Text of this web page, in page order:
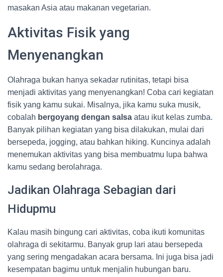
masakan Asia atau makanan vegetarian.
Aktivitas Fisik yang
Menyenangkan
Olahraga bukan hanya sekadar rutinitas, tetapi bisa
menjadi aktivitas yang menyenangkan! Coba cari kegiatan
fisik yang kamu sukai. Misalnya, jika kamu suka musik,
cobalah bergoyang dengan salsa atau ikut kelas zumba.
Banyak pilihan kegiatan yang bisa dilakukan, mulai dari
bersepeda, jogging, atau bahkan hiking. Kuncinya adalah
menemukan aktivitas yang bisa membuatmu lupa bahwa
kamu sedang berolahraga.
Jadikan Olahraga Sebagian dari
Hidupmu
Kalau masih bingung cari aktivitas, coba ikuti komunitas
olahraga di sekitarmu. Banyak grup lari atau bersepeda
yang sering mengadakan acara bersama. Ini juga bisa jadi
kesempatan bagimu untuk menjalin hubungan baru.